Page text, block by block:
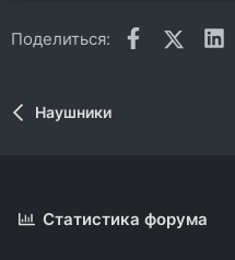
Поделиться: Facebook
X
Наушники
Статистика форума